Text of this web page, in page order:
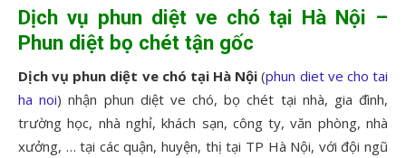
Dịch vụ phun diệt ve chó tại Hà Nội –
Phun diệt bọ chét tận gốc
Dịch vụ phun diệt ve chó tại Hà Nội(phun diet ve cho tai
ha noi) nhận phun diệt ve chó, bọ chét tại nhà, gia đình,
trường học, nhà nghỉ, khách sạn, công ty, văn phòng, nhà
xưởng, … tại các quận, huyện, thị tại TP Hà Nội, với đội ngũ